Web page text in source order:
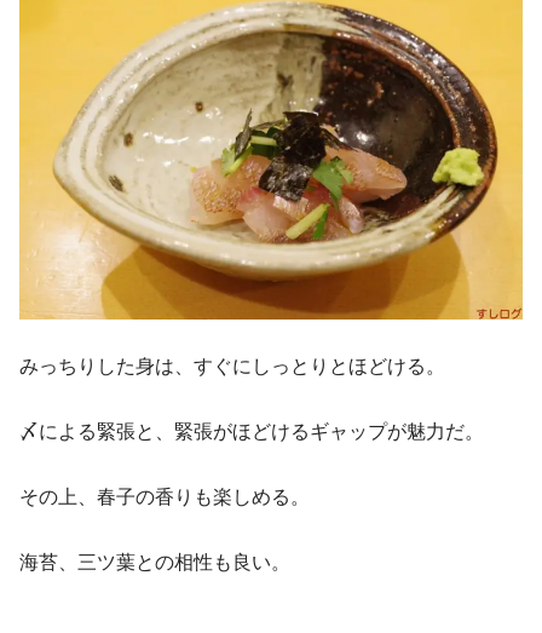
みっちりした身は、すぐにしっとりとほどける。
〆による緊張と、緊張がほどけるギャップが魅力だ。
その上、春子の香りも楽しめる。
海苔、三ツ葉との相性も良い。